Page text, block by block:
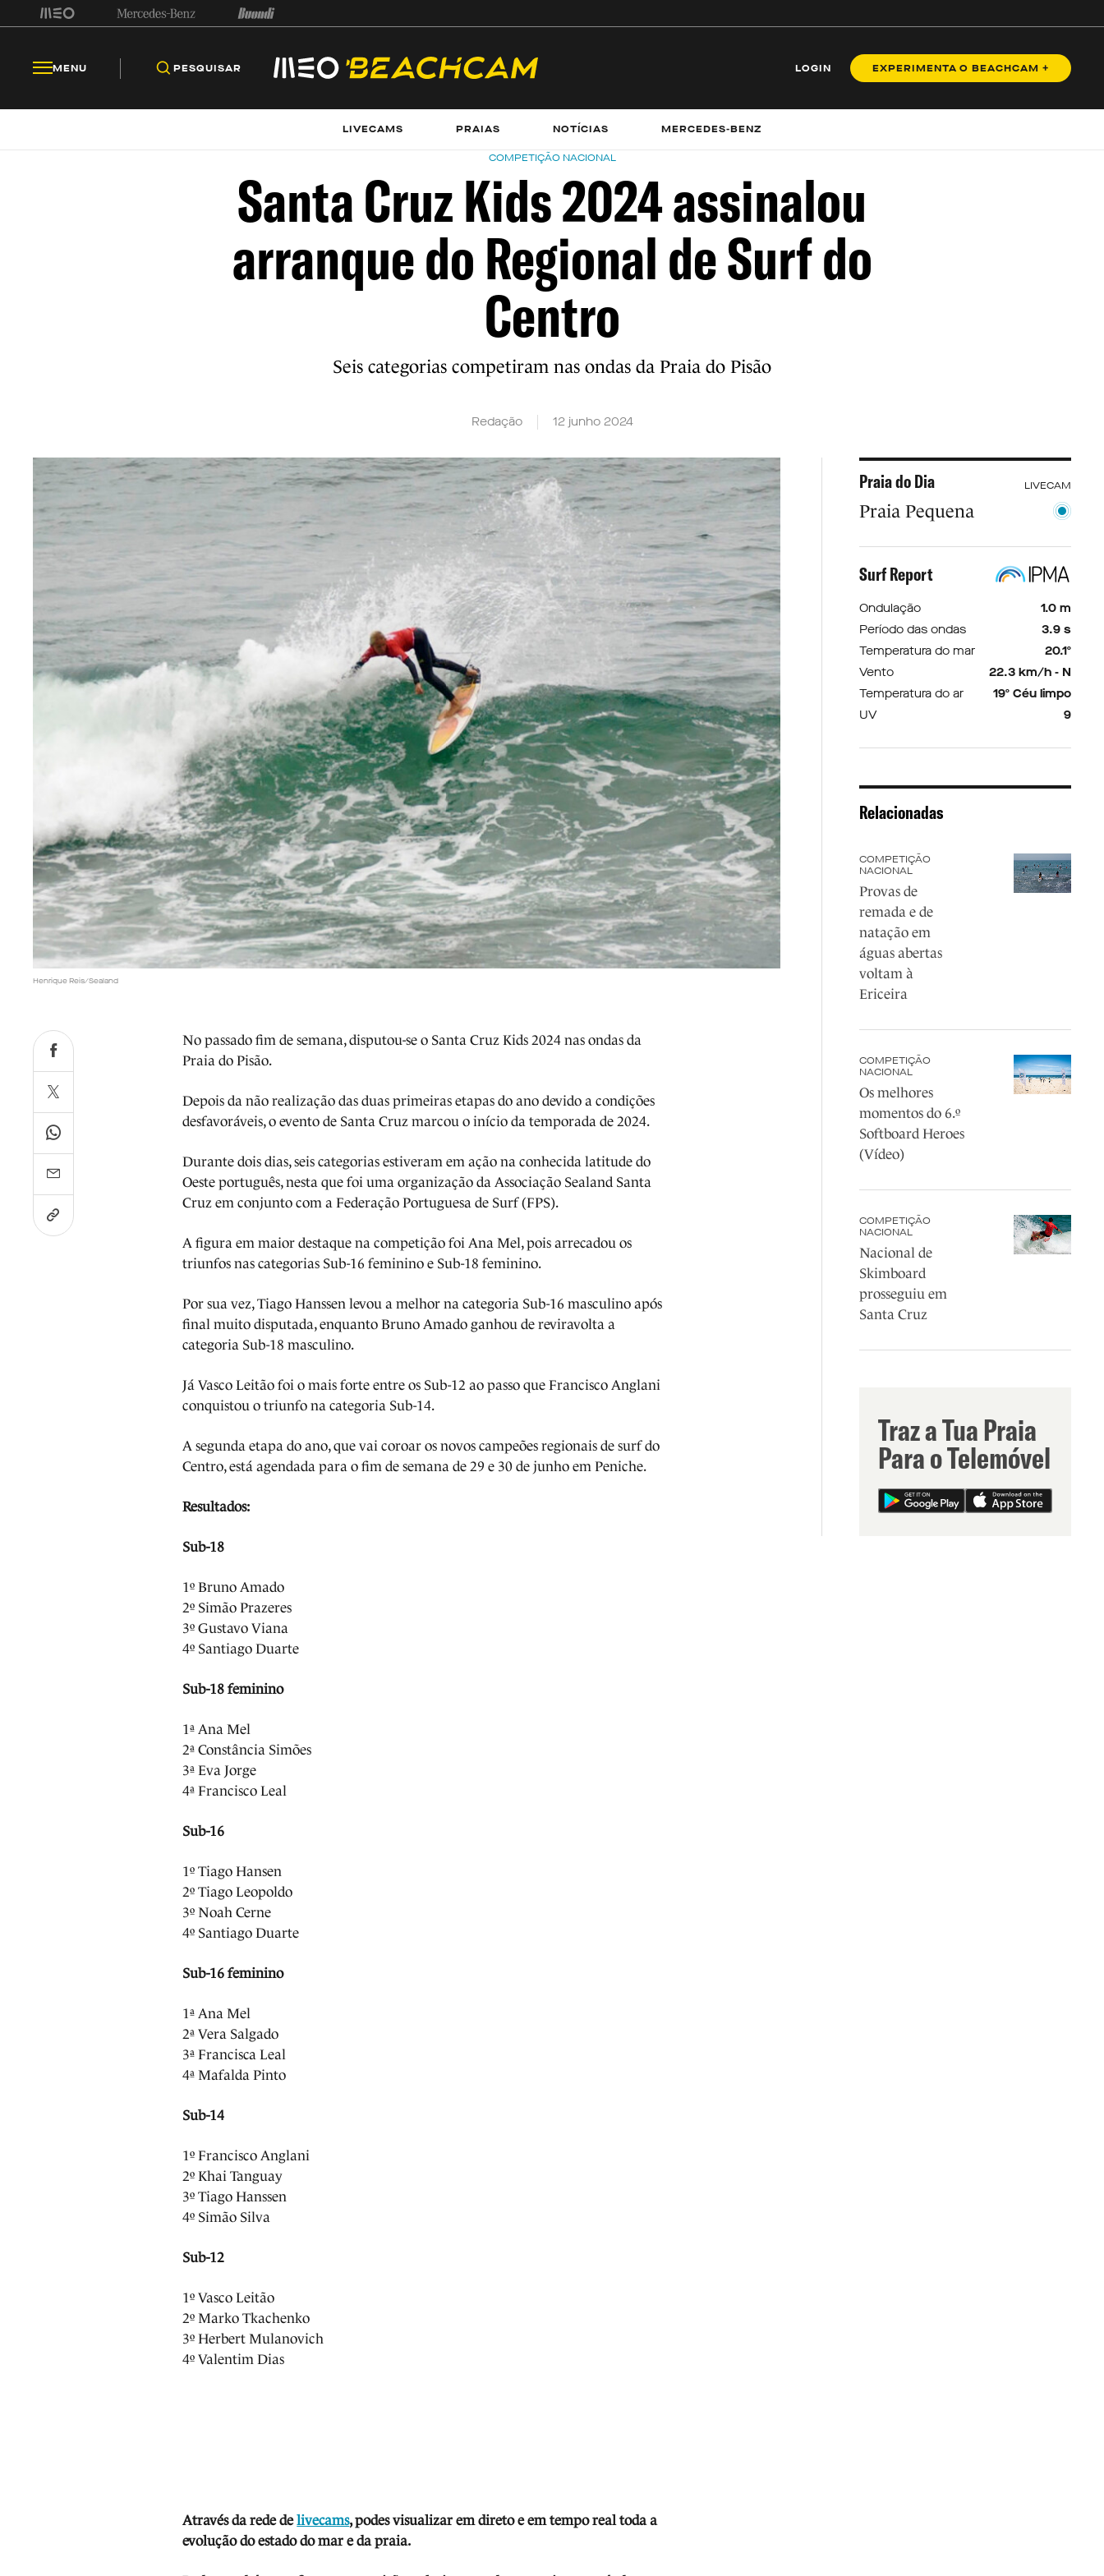
MENU PESQUISAR LOGIN EXPERIMENTA O BEACHCAM +
LIVECAMS PRAIAS NOTÍCIAS MERCEDES-BENZ
COMPETIÇÃO NACIONAL
Santa Cruz Kids 2024 assinalou
arranque do Regional de Surf do
Centro
Seis categorias competiram nas ondas da Praia do Pisão
Redação 12 junho 2024
Henrique Reis/Sealand
No passado fim de semana, disputou-se o Santa Cruz Kids 2024 nas ondas da
Praia do Pisão.
Depois da não realização das duas primeiras etapas do ano devido a condições
desfavoráveis, o evento de Santa Cruz marcou o início da temporada de 2024.
Durante dois dias, seis categorias estiveram em ação na conhecida latitude do
Oeste português, nesta que foi uma organização da Associação Sealand Santa
Cruz em conjunto com a Federação Portuguesa de Surf (FPS).
A figura em maior destaque na competição foi Ana Mel, pois arrecadou os
triunfos nas categorias Sub-16 feminino e Sub-18 feminino.
Por sua vez, Tiago Hanssen levou a melhor na categoria Sub-16 masculino após
final muito disputada, enquanto Bruno Amado ganhou de reviravolta a
categoria Sub-18 masculino.
Já Vasco Leitão foi o mais forte entre os Sub-12 ao passo que Francisco Anglani
conquistou o triunfo na categoria Sub-14.
A segunda etapa do ano, que vai coroar os novos campeões regionais de surf do
Centro, está agendada para o fim de semana de 29 e 30 de junho em Peniche.
Resultados:
Sub-18
1º Bruno Amado
2º Simão Prazeres
3º Gustavo Viana
4º Santiago Duarte
Sub-18 feminino
1ª Ana Mel
2ª Constância Simões
3ª Eva Jorge
4ª Francisco Leal
Sub-16
1º Tiago Hansen
2º Tiago Leopoldo
3º Noah Cerne
4º Santiago Duarte
Sub-16 feminino
1ª Ana Mel
2ª Vera Salgado
3ª Francisca Leal
4ª Mafalda Pinto
Sub-14
1º Francisco Anglani
2º Khai Tanguay
3º Tiago Hanssen
4º Simão Silva
Sub-12
1º Vasco Leitão
2º Marko Tkachenko
3º Herbert Mulanovich
4º Valentim Dias
Através da rede delivecams, podes visualizar em direto e em tempo real toda a
evolução do estado do mar e da praia.
Praia do Dia LIVECAM
Praia Pequena
Surf Report
Ondulação
1.0 m
Período das ondas
3.9 s
Temperatura do mar
20.1º
Vento
22.3 km/h - N
Temperatura do ar
19º Céu limpo
UV
9
Relacionadas
COMPETIÇÃO
NACIONAL
Provas de
remada e de
natação em
águas abertas
voltam à
Ericeira
COMPETIÇÃO
NACIONAL
Os melhores
momentos do 6.º
Softboard Heroes
(Vídeo)
COMPETIÇÃO
NACIONAL
Nacional de
Skimboard
prosseguiu em
Santa Cruz
Traz a Tua Praia
Para o Telemóvel